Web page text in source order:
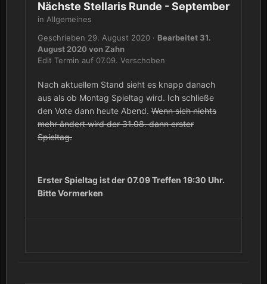
Nächste Stellaris Runde - September
in Allgemeines
Geschrieben 29. August 2020 · Bearbeitet 31.
August 2020von Zahn
Edit Termin auf 07.09. Verschoben
Nach aktuellem Stand sieht es knapp danach
aus als ob Montag Spieltag wird. Ich schließe
den Vote dann heute Abend. Wenn sich nichts
mehr ändert wird der 31.08. dann erster
Spieltag.
Erster Spieltag ist der 07.09 Treffen 19:30 Uhr.
Bitte Vormerken